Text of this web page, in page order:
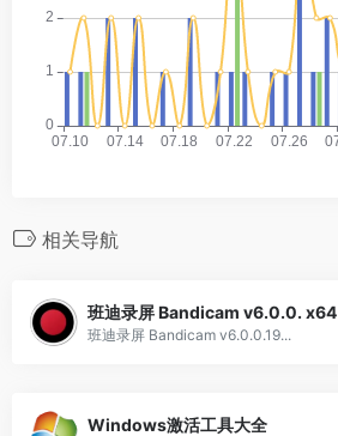
相关导航
班迪录屏 Bandicam v6.0.0. x64
班迪录屏 Bandicam v6.0.0.19...
Windows激活工具大全